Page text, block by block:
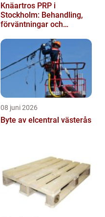
Knäartros PRP i
Stockholm: Behandling,
förväntningar och
08 juni 2026
Byte av elcentral västerås